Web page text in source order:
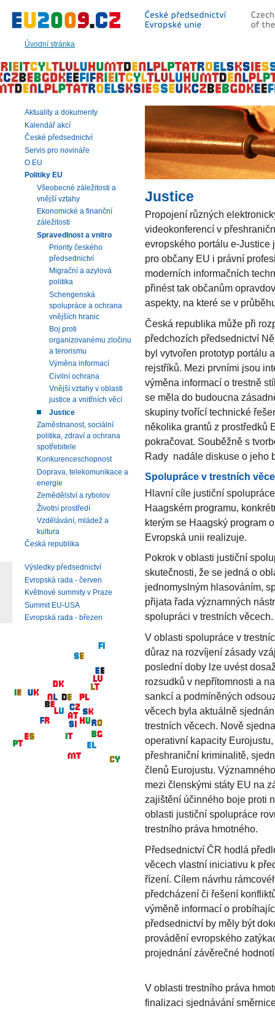
Úvodní stránka
hlavní
|
navigaci
|
vyhledávání
Justice
Propojení různých
videokonferencí v
evropského portálu e-Justice
pro občany EU i právní
moderních informačních
přinést tak občanům
aspekty, na které se v
Česká republika může při
předchozích předsednictví
byl vytvořen prototyp portálu
rejstříků. Mezi prvními jsou
výměna informací o trestně
se měla do budoucna
skupiny tvořící technické
několika grantů z prostředků
pokračovat. Souběžně s
Rady nadále diskuse o jeho
Spolupráce v trestních
Hlavní cíle justiční
Haagském programu,
kterým se Haagský program
Evropská unii realizuje.
Pokrok v oblasti justiční
skutečnosti, že se jedná o
jednomyslným hlasováním,
přijata řada významných
spolupráci v trestních věcech.
V oblasti spolupráce v
důraz na rozvíjení zásady
poslední doby lze uvést
rozsudků v nepřítomnosti a
sankcí a podmíněných
věcech byla aktuálně
trestních věcech. Nově
operativní kapacity
přeshraniční kriminalitě,
členů Eurojustu.
mezi členskými státy EU na
zajištění účinného boje proti
oblasti justiční spolupráce
trestního práva hmotného.
Předsednictví ČR hodlá
věcech vlastní iniciativu k
řízení. Cílem návrhu
předcházení či řešení
výměně informací o
předsednictví by měly být
provádění evropského
projednání závěrečné
V oblasti trestního práva
finalizaci sjednávání
Aktuality a dokumenty
Kalendář akcí
České předsednictví
Servis pro novináře
O EU
Politiky EU
Všeobecné záležitosti a
vnější vztahy
Ekonomické a finanční
záležitosti
Spravedlnost a vnitro
Priority českého
předsednictví
Migrační a azylová
politika
Schengenská
spolupráce a ochrana
vnějších hranic
Boj proti
organizovanému zločinu
a terorismu
Výměna informací
Civilní ochrana
Vnější vztahy v oblasti
justice a vnitřních věcí
Justice
Zaměstnanost, sociální
politika, zdraví a ochrana
spotřebitele
Konkurenceschopnost
Doprava, telekomunikace a
energie
Zemědělství a rybolov
Životní prostředí
Vzdělávání, mládež a
kultura
Česká republika
Výsledky předsednictví
Evropská rada - červen
Květnové summity v Praze
Summit EU-USA
Evropská rada - březen